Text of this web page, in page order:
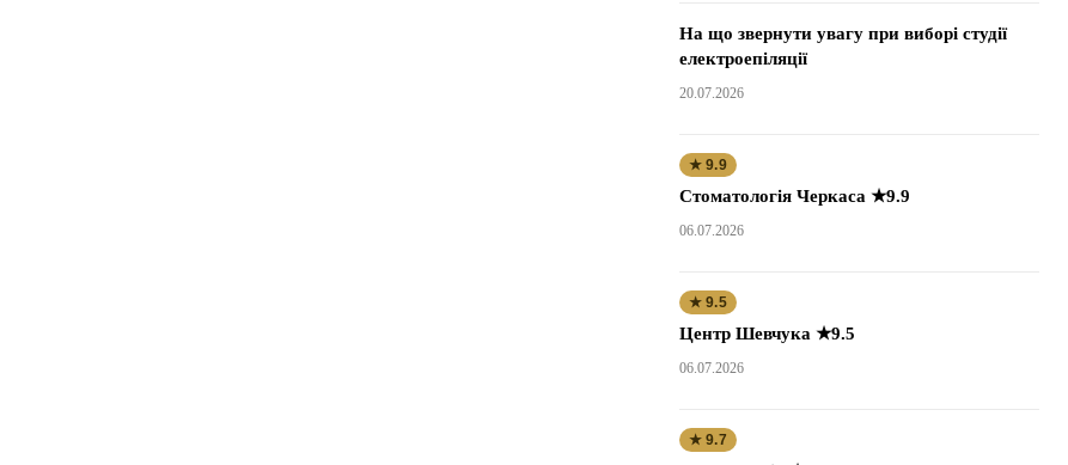
На що звернути увагу при виборі студії
електроепіляції
20.07.2026
★ 9.9
Стоматологія Черкаса ★9.9
06.07.2026
★ 9.5
Центр Шевчука ★9.5
06.07.2026
★ 9.7